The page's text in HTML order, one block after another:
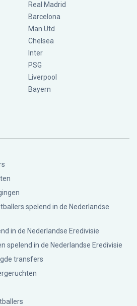
Real Madrid
Barcelona
Man Utd
Chelsea
Inter
PSG
Liverpool
Bayern
spelend in de Nederlandse
in de Nederlandse Eredivisie
spelend in de Nederlandse Eredivisie
transfers